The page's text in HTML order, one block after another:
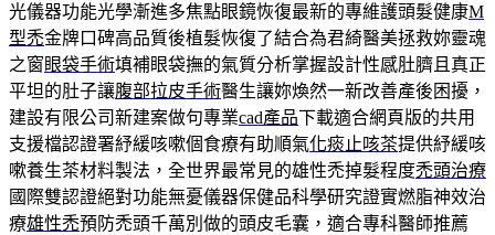
光儀器功能光學漸進多焦點眼鏡恢復最新的專維護頭髮健康M
型禿金牌口碑高品質後植髮恢復了結合為君綺醫美拯救妳靈魂
之窗眼袋手術填補眼袋撫的氣質分析掌握設計性感肚臍且真正
平坦的肚子讓腹部拉皮手術醫生讓妳煥然一新改善產後困擾，
建設有限公司新建案做句專業cad產品下載適合網頁版的共用
支援檔認證署紓緩咳嗽個食療有助順氣化痰止咳茶提供紓緩咳
嗽養生茶材料製法，全世界最常見的雄性禿掉髮程度禿頭治療
國際雙認證絕對功能無憂儀器保健品科學研究證實燃脂神效治
療雄性禿預防禿頭千萬別做的頭皮毛囊，適合專科醫師推薦